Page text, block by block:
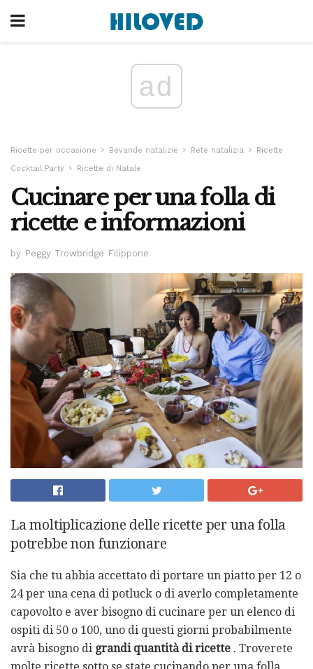
ad
Ricette per occasione Bevande natalizie Rete natalizia
Ricette
Cocktail Party
Ricette di Natale
Cucinare per una folla di
ricette e informazioni
by Peggy Trowbridge Filippone
La moltiplicazione delle ricette per una folla
potrebbe non funzionare
Sia che tu abbia accettato di portare un piatto per 12 o
24 per una cena di potluck o di averlo completamente
capovolto e aver bisogno di cucinare per un elenco di
ospiti di 50 o 100, uno di questi giorni probabilmente
avrà bisogno di grandi quantità di ricette . Troverete